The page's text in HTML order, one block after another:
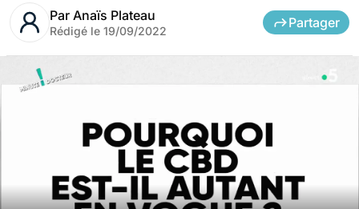
Par Anaïs Plateau
Rédigé le 19/09/2022
Partager